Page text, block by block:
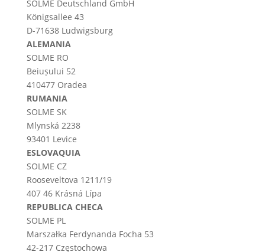
SOLME Deutschland GmbH
Königsallee 43
D-71638 Ludwigsburg
ALEMANIA
SOLME RO
Beiușului 52
410477 Oradea
RUMANIA
SOLME SK
Mlynská 2238
93401 Levice
ESLOVAQUIA
SOLME CZ
Rooseveltova 1211/19
407 46 Krásná Lípa
REPUBLICA CHECA
SOLME PL
Marszałka Ferdynanda Focha 53
42-217 Częstochowa